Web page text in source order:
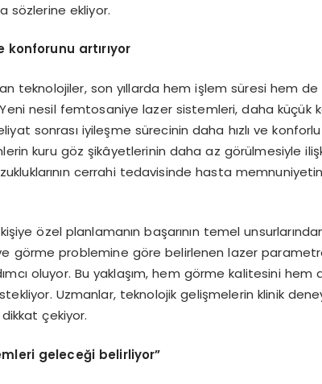
sözlerine ekliyor.
konforunu artırıyor
teknolojiler, son yıllarda hem işlem süresi hem de
nesil femtosaniye lazer sistemleri, daha küçük
sonrası iyileşme sürecinin daha hızlı ve
kuru göz şikâyetlerinin daha az görülmesiyle
cerrahi tedavisinde hasta
özel planlamanın başarının temel
ve görme problemine göre belirlenen lazer
oluyor. Bu yaklaşım, hem görme kalitesini hem
Uzmanlar, teknolojik gelişmelerin klinik
çekiyor.
geleceği belirliyor”